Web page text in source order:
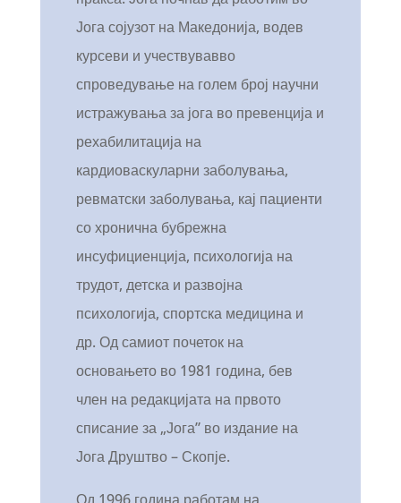
Јога сојузот на Македонија, водев
курсеви и учествувавво
спроведување на голем број научни
истражувања за јога во превенција и
рехабилитација на
кардиоваскуларни заболувања,
ревматски заболувања, кај пациенти
со хронична бубрежна
инсуфициенција, психологија на
трудот, детска и развојна
психологија, спортска медицина и
др. Од самиот почеток на
основањето во 1981 година, бев
член на редакцијата на првото
списание за „Јога” во издание на
Јога Друштво – Скопје.